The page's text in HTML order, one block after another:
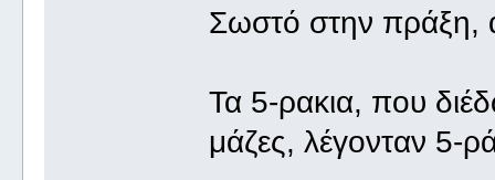
Σωστό στην πράξη,
Τα 5-ρακια, που
μάζες, λέγονταν 5-